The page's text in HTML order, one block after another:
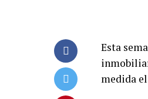
Esta
medida